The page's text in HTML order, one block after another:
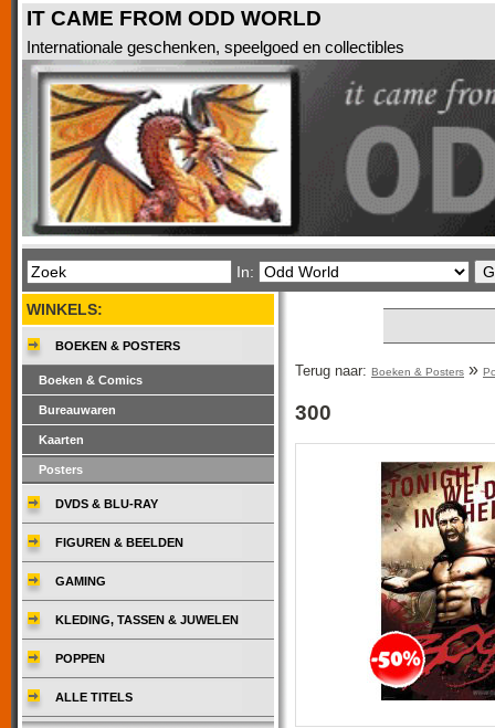
IT CAME FROM ODD WORLD
Internationale geschenken, speelgoed en collectibles
In:
Terug naar: Boeken & Posters »
300
WINKELS:
BOEKEN & POSTERS
Boeken & Comics
Bureauwaren
Kaarten
Posters
DVDS & BLU-RAY
FIGUREN & BEELDEN
GAMING
KLEDING, TASSEN & JUWELEN
POPPEN
ALLE TITELS